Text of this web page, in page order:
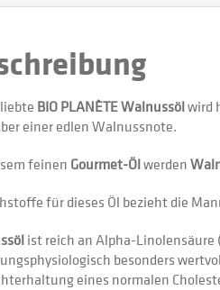
BIO PLANÈTE Walnussölwird
einer edlen Walnussnote.
feinen Gourmet-Ölwerden
für dieses Öl bezieht die
ist reich an Alpha-
besonders
eines normalen